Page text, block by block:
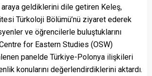
geldiklerini dile getiren Keleş,
Türkoloji Bölümü’nü ziyaret ederek
ve öğrencilerle buluştuklarını
for Eastern Studies (OSW)
panelde Türkiye-Polonya ilişkileri
konularını değerlendirdiklerini aktardı.